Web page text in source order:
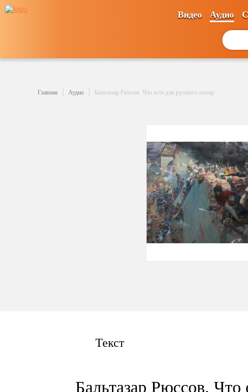
Видео Аудио
Главная Аудио Бальтазар Рюссов. Что есть для русского позор
Текст
Бальтазар Рюссов. Что